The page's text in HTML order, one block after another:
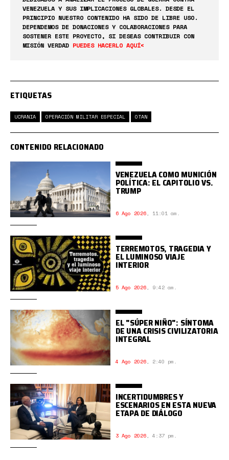
VENEZUELA Y SUS IMPLICACIONES GLOBALES. DESDE EL
PRINCIPIO NUESTRO CONTENIDO HA SIDO DE LIBRE USO.
DEPENDEMOS DE DONACIONES Y COLABORACIONES PARA
SOSTENER ESTE PROYECTO, SI DESEAS CONTRIBUIR CON
MISIÓN VERDAD PUEDES HACERLO AQUÍ<
ETIQUETAS
UCRANIA OPERACIÓN MILITAR ESPECIAL OTAN
CONTENIDO RELACIONADO
VENEZUELA COMO MUNICIÓN
POLÍTICA: EL CAPITOLIO VS.
TRUMP
6 Ago 2026, 11:01 am.
TERREMOTOS, TRAGEDIA Y
EL LUMINOSO VIAJE
INTERIOR
5 Ago 2026, 9:42 am.
EL "SÚPER NIÑO": SÍNTOMA
DE UNA CRISIS CIVILIZATORIA
INTEGRAL
4 Ago 2026, 2:40 pm.
INCERTIDUMBRES Y
ESCENARIOS EN ESTA NUEVA
ETAPA DE DIÁLOGO
3 Ago 2026, 4:37 pm.